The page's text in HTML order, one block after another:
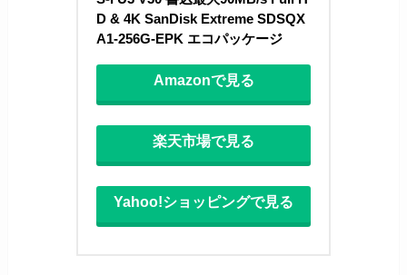
D & 4K SanDisk Extreme SDSQX
A1-256G-EPK エコパッケージ
Amazonで見る
楽天市場で見る
Yahoo!ショッピングで見る